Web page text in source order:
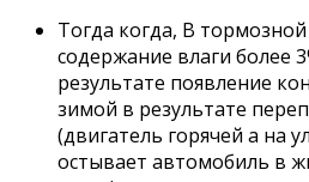
Тогда когда, В
содержание влаги более
результате появление
зимой в результате
(двигатель горячей а на
остывает автомобиль в